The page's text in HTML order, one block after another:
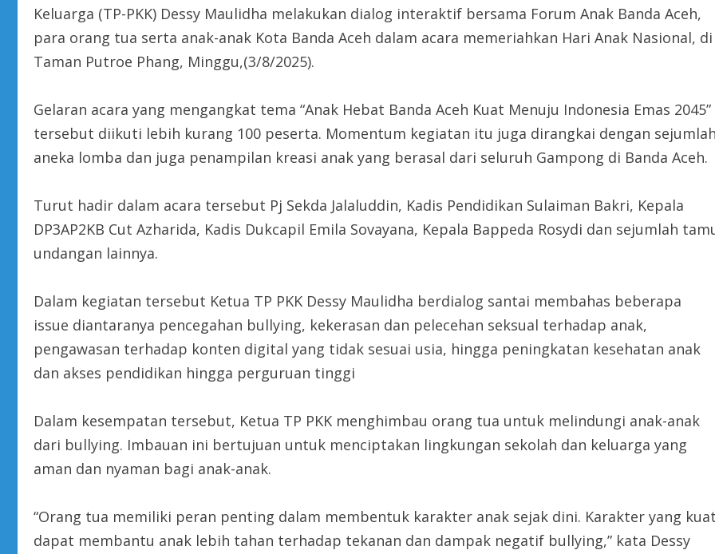
Keluarga (TP-PKK) Dessy Maulidha melakukan dialog interaktif bersama Forum Anak Banda Aceh,
para orang tua serta anak-anak Kota Banda Aceh dalam acara memeriahkan Hari Anak Nasional, di
Taman Putroe Phang, Minggu,(3/8/2025).
Gelaran acara yang mengangkat tema “Anak Hebat Banda Aceh Kuat Menuju Indonesia Emas 2045”
tersebut diikuti lebih kurang 100 peserta. Momentum kegiatan itu juga dirangkai dengan
aneka lomba dan juga penampilan kreasi anak yang berasal dari seluruh Gampong di Banda Aceh.
Turut hadir dalam acara tersebut Pj Sekda Jalaluddin, Kadis Pendidikan Sulaiman Bakri, Kepala
DP3AP2KB Cut Azharida, Kadis Dukcapil Emila Sovayana, Kepala Bappeda Rosydi dan sejumlah
undangan lainnya.
Dalam kegiatan tersebut Ketua TP PKK Dessy Maulidha berdialog santai membahas beberapa
issue diantaranya pencegahan bullying, kekerasan dan pelecehan seksual terhadap anak,
pengawasan terhadap konten digital yang tidak sesuai usia, hingga peningkatan kesehatan anak
dan akses pendidikan hingga perguruan tinggi
Dalam kesempatan tersebut, Ketua TP PKK menghimbau orang tua untuk melindungi anak-anak
dari bullying. Imbauan ini bertujuan untuk menciptakan lingkungan sekolah dan keluarga yang
aman dan nyaman bagi anak-anak.
“Orang tua memiliki peran penting dalam membentuk karakter anak sejak dini. Karakter yang
dapat membantu anak lebih tahan terhadap tekanan dan dampak negatif bullying,” kata Dessy